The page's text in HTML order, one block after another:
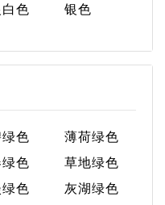
色 银色
色
薄荷绿色
色
草地绿色
色
灰湖绿色